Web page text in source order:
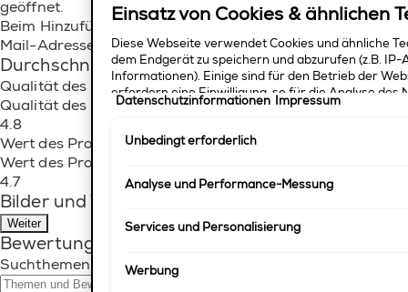
geöffnet.
Beim Hinzufügen einer Besprechung ist eine gültige E-
Mail-Adresse zur Verifizierung erforderlich
Durchschnittliche Kundenbeurteilungen
Qualität des Produkts
Qualität des Produkts, 4.8 von 5
4.8
Wert des Produkts
Wert des Produkts, 4.7 von 5
4.7
Bilder und Videos von Kunden
Weiter
Bewertungen filtern
Suchthemen und Bewertungen Suchregion
Einsatz von Cookies & ähnlichen
Diese Webseite verwendet Cookies und ähnliche
dem Endgerät zu speichern und abzurufen (z.B.
Informationen). Einige sind für den Betrieb der
erfordern eine Einwilligung, so für die Analyse
Messung, das Angebot bestimmter Services, die
Cookies können direkt akzeptiert ("Alle
"Cookie-Einstellungen" angepasst werden. Für
Datenschutzinformationen Impressum
Unbedingt erforderlich
Analyse und Performance-Messung
Services und Personalisierung
Werbung